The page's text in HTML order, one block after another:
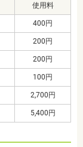
使用料
400円
200円
200円
100円
2,700円
5,400円